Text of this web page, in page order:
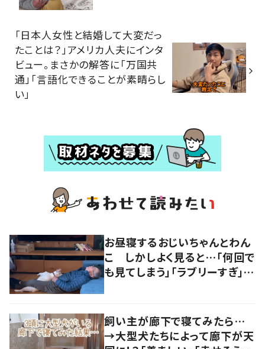
「日本人女性と結婚して大変だっ
たことは？」アメリカ人夫にインタ
ビュー。まさかの解答に「万国共
通」「言語化できることが素晴らし
い」
お昼寝するおじいちゃんとわん
こ しかしよく見ると…「何回で
も見てしまう」「ラブリーすぎ」の
飼い主が廊下で寝てみたら…
→大型犬たちによって廊下が天